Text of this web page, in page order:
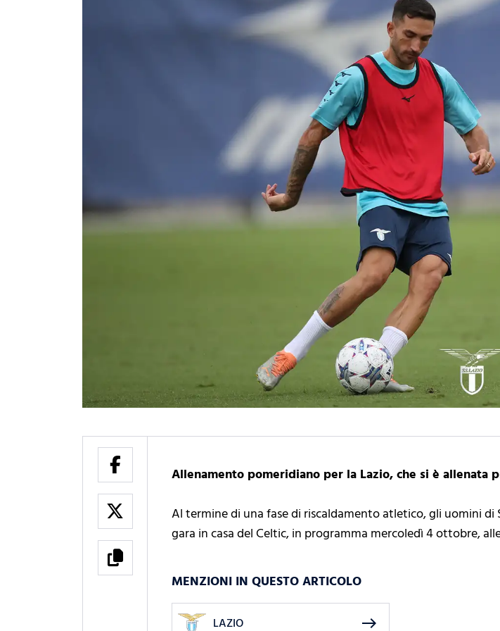
Allenamento pomeridiano per la Lazio, che si è allenata
Al termine di una fase di riscaldamento atletico, gli uomini
gara in casa del Celtic, in programma mercoledì 4 ottobre,
MENZIONI IN QUESTO ARTICOLO
LAZIO east